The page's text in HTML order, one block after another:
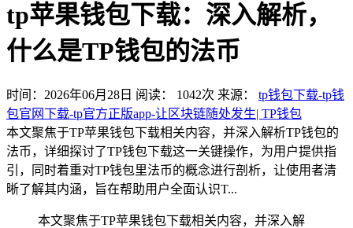
tp苹果钱包下载：深入解析，
什么是TP钱包的法币
时间：2026年06月28日 阅读： 1042次 来源： tp钱包下载-tp钱
包官网下载-tp官方正版app-让区块链随处发生| TP钱包
本文聚焦于TP苹果钱包下载相关内容，并深入解析TP钱包的
法币，详细探讨了TP钱包下载这一关键操作，为用户提供指
引，同时着重对TP钱包里法币的概念进行剖析，让使用者清
晰了解其内涵，旨在帮助用户全面认识T...
本文聚焦于TP苹果钱包下载相关内容，并深入解